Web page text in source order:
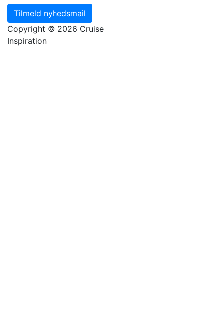
Tilmeld nyhedsmail
Copyright © 2026 Cruise
Inspiration